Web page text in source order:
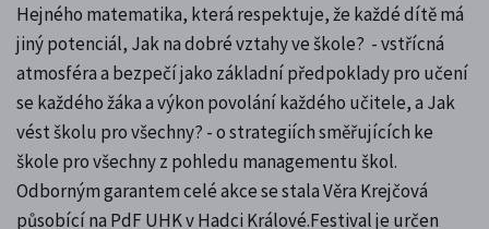
Hejného matematika, která respektuje, že každé dítě má
jiný potenciál, Jak na dobré vztahy ve škole? - vstřícná
atmosféra a bezpečí jako základní předpoklady pro učení
se každého žáka a výkon povolání každého učitele, a Jak
vést školu pro všechny? - o strategiích směřujících ke
škole pro všechny z pohledu managementu škol.
Odborným garantem celé akce se stala Věra Krejčová
působící na PdF UHK v Hadci Králové.Festival je určen